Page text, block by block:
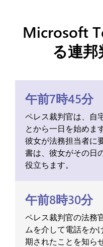
Microsoft
る連邦
午前7時45分
ペレス裁判官は、自
とから一日を始めま
彼女が法務担当者に
書は、彼女がその日
役立ちます。
午前8時30分
ペレス裁判官の法務
ムを介して電話をか
期されたことを知ら